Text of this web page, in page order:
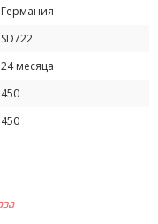
Германия
SD722
24 месяца
450
450